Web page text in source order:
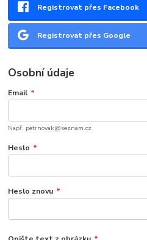
Registrovat přes Facebook
Registrovat přes Google
Osobní údaje
Email *
Např. petrnovak@seznam.cz
Heslo *
Heslo znovu *